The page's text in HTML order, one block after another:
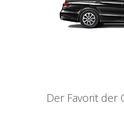
Der Favorit der